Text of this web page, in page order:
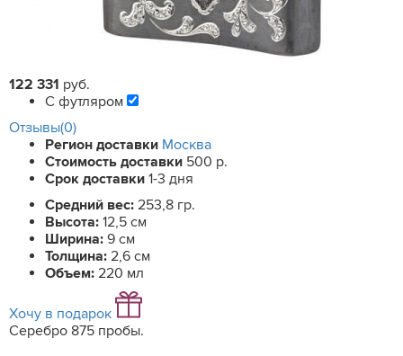
122 331 руб.
С футляром
Отзывы(0)
Регион доставки Москва
Стоимость доставки 500 р.
Срок доставки 1-3 дня
Средний вес: 253,8 гр.
Высота: 12,5 см
Ширина: 9 см
Толщина: 2,6 см
Объем: 220 мл
Хочу в подарок
Серебро 875 пробы.